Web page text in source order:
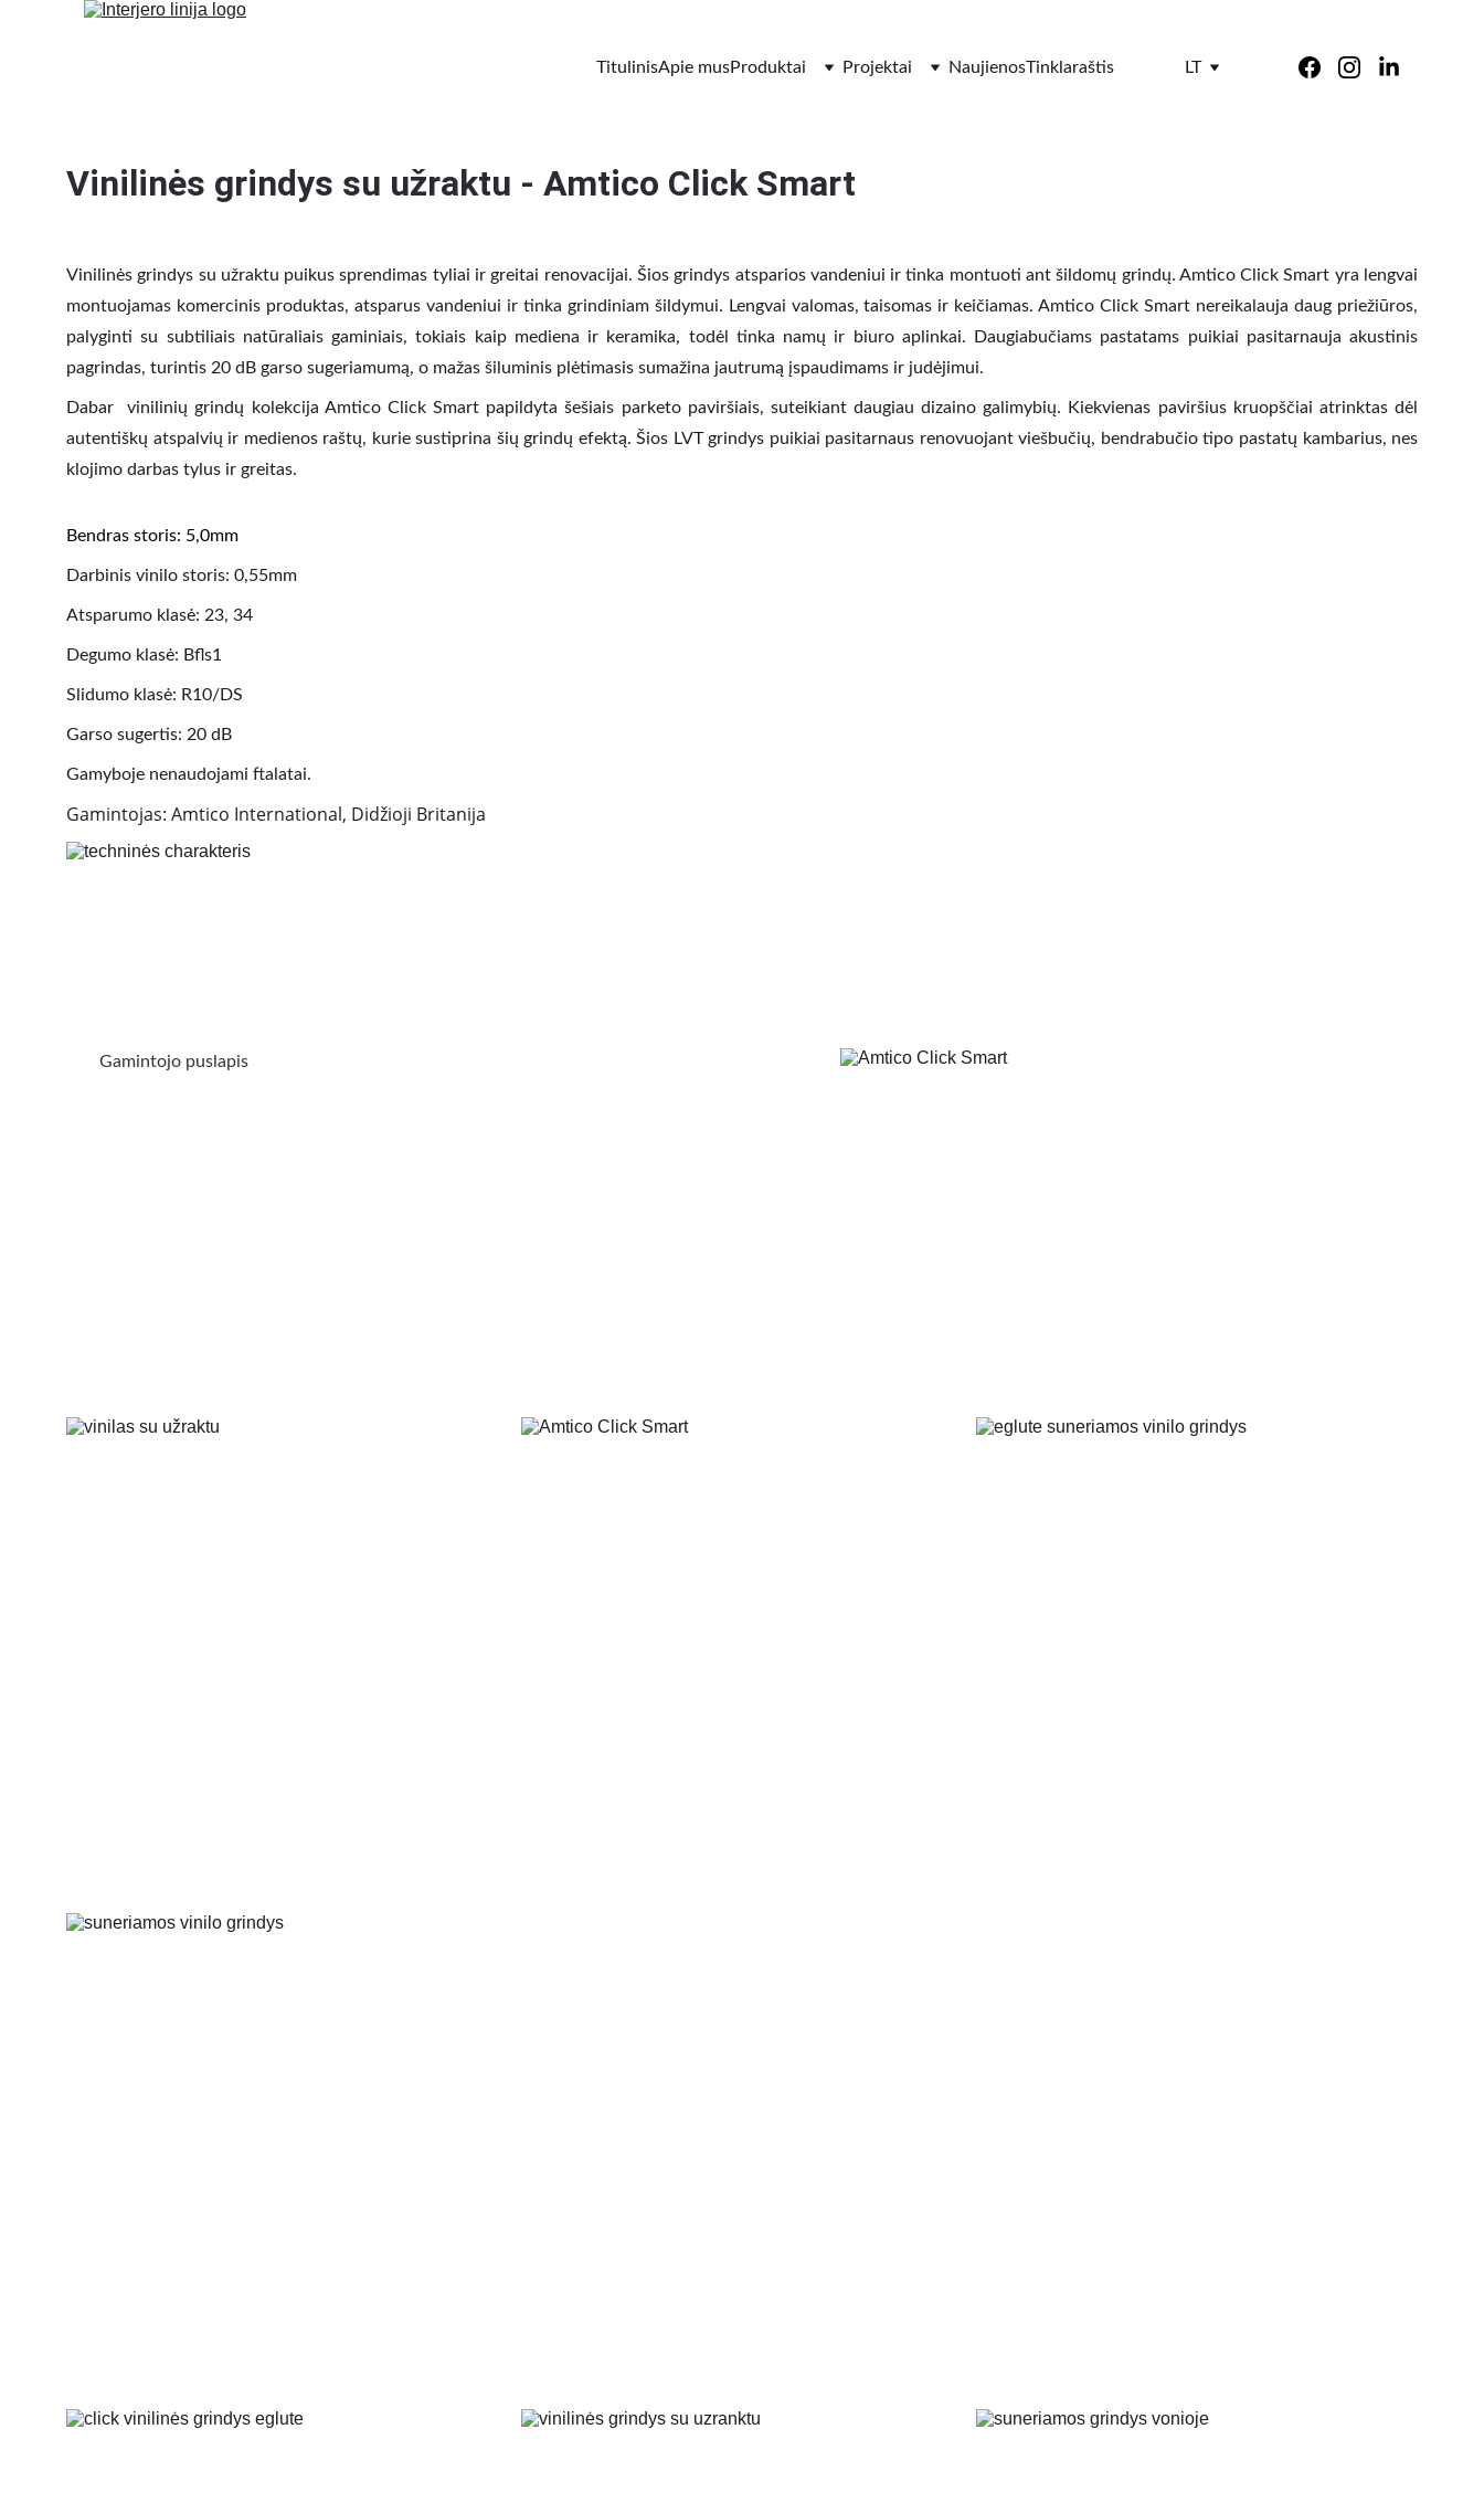
TitulinisApie musProduktai Projektai NaujienosTinklaraštis LT
Vinilinės grindys su užraktu - Amtico Click Smart
Vinilinės grindys su užraktu puikus sprendimas tyliai ir greitai renovacijai. Šios grindys atsparios vandeniui ir tinka montuoti ant šildomų grindų. Amtico Click Smart yra lengvai
montuojamas komercinis produktas, atsparus vandeniui ir tinka grindiniam šildymui. Lengvai valomas, taisomas ir keičiamas. Amtico Click Smart nereikalauja daug priežiūros,
palyginti su subtiliais natūraliais gaminiais, tokiais kaip mediena ir keramika, todėl tinka namų ir biuro aplinkai. Daugiabučiams pastatams puikiai pasitarnauja akustinis
pagrindas, turintis 20 dB garso sugeriamumą, o mažas šiluminis plėtimasis sumažina jautrumą įspaudimams ir judėjimui.
Dabar vinilinių grindų kolekcija Amtico Click Smart papildyta šešiais parketo paviršiais, suteikiant daugiau dizaino galimybių. Kiekvienas paviršius kruopščiai atrinktas dėl
autentiškų atspalvių ir medienos raštų, kurie sustiprina šių grindų efektą. Šios LVT grindys puikiai pasitarnaus renovuojant viešbučių, bendrabučio tipo pastatų kambarius, nes
klojimo darbas tylus ir greitas.
Bendras storis: 5,0mm
Darbinis vinilo storis: 0,55mm
Atsparumo klasė: 23, 34
Degumo klasė: Bfls1
Slidumo klasė: R10/DS
Garso sugertis: 20 dB
Gamyboje nenaudojami ftalatai.
Gamintojas: Amtico International, Didžioji Britanija
Gamintojo puslapis